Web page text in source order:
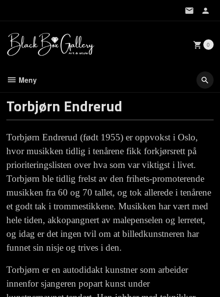
0
Meny
Torbjørn Endrerud
TorbjørnEndrerud (født 1955)er oppvokst i Oslo,
hvor musikken tidlig i tenårene fikk forkjørsrett på
prioriteringslisten over hva som var viktigst i livet.
Torbjørn ble tidlig frelst av den frihets-promoterende
musikken fra 60 og 70 tallet, og tok allerede i tenårene
et godt tak i trommestikkene.Musikken har vært med
hele tiden,akkopangnert avmalepenselen og lerretet,
ogidag er det ingen tvil om at billedkunstneren har
funnet sin nisje og trives i den.
Torbjørn er en autodidakt kunstnersom arbeider
innenfor sjangeren popart kunst under